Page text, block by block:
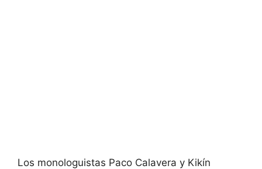
Los monologuistas Paco Calavera y Kikín